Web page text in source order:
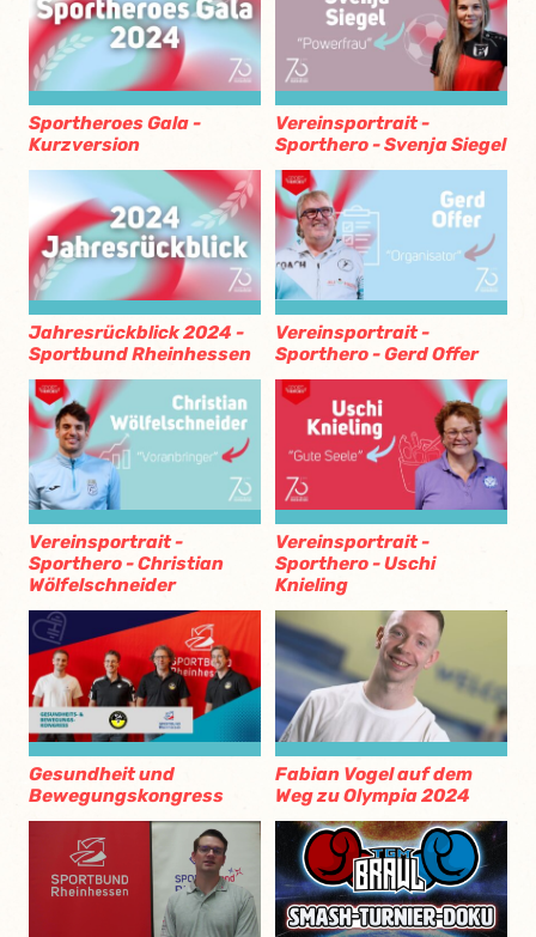
Sportheroes Gala -
Kurzversion
Vereinsportrait -
Sporthero - Svenja Siegel
Jahresrückblick 2024 -
Sportbund Rheinhessen
Vereinsportrait -
Sporthero - Gerd Offer
Vereinsportrait -
Sporthero - Christian
Wölfelschneider
Vereinsportrait -
Sporthero - Uschi
Knieling
Gesundheit und
Bewegungskongress
Fabian Vogel auf dem
Weg zu Olympia 2024